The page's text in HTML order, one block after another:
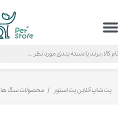
حساب کاربری من
خروج از حساب کاربری
پت شاپ آنلاین پت استور محصولات سگ ها